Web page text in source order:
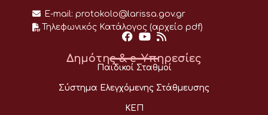
E-mail: protokolo@larissa.gov.gr
Τηλεφωνικός Κατάλογος (αρχείο pdf)
Δημότης & e-Υπηρεσίες
Παιδικοί Σταθμοί
Σύστημα Ελεγχόμενης Στάθμευσης
ΚΕΠ